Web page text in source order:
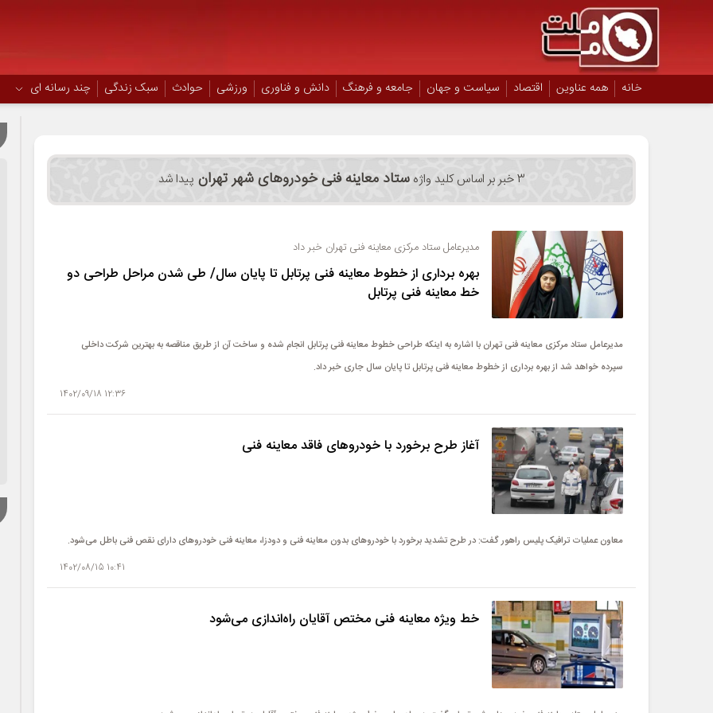
خانه همه عناوین اقتصاد سیاست و جهان جامعه و فرهنگ دانش و فناوری ورزشی حوادث سبک زندگی چند رسانه ای
3 خبر بر اساس کلید واژه ستاد معاینه فنی خودروهای شهر تهران پیدا شد
مدیرعامل ستاد مرکزی معاینه فنی تهران خبر داد
بهره برداری از خطوط معاینه فنی پرتابل تا پایان سال/ طی شدن مراحل طراحی دو
خط معاینه فنی پرتابل
مدیرعامل ستاد مرکزی معاینه فنی تهران با اشاره به اینکه طراحی خطوط معاینه فنی پرتابل انجام شده و ساخت آن از طریق مناقصه به بهترین شرکت داخلی
سپرده خواهد شد از بهره برداری از خطوط معاینه فنی پرتابل تا پایان سال جاری خبر داد.
12:36 1402/09/18
آغاز طرح برخورد با خودروهای فاقد معاینه فنی
معاون عملیات ترافیک پلیس راهور گفت: در طرح تشدید برخورد با خودروهای بدون معاینه فنی و دودزا، معاینه فنی خودروهای دارای نقص فنی باطل می‌شود.
10:41 1402/08/15
خط ویژه معاینه فنی مختص آقایان راه‌اندازی می‌شود